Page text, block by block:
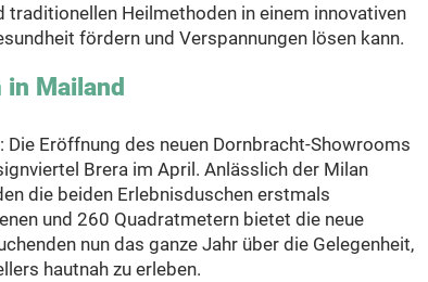
traditionellen Heilmethoden in einem innovativen
fördern und Verspannungen lösen kann.
in Mailand
Die Eröffnung des neuen Dornbracht-Showrooms
Brera im April. Anlässlich der Milan
die beiden Erlebnisduschen erstmals
und 260 Quadratmetern bietet die neue
nun das ganze Jahr über die Gelegenheit,
hautnah zu erleben.